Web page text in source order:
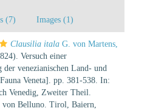
(7) Images (1)
Clausilia itala G. von Martens,
Versuch einer
der venezianischen Land- und
Veneta]. pp. 381-538. In:
Venedig, Zweiter Theil.
von Belluno. Tirol, Baiern,